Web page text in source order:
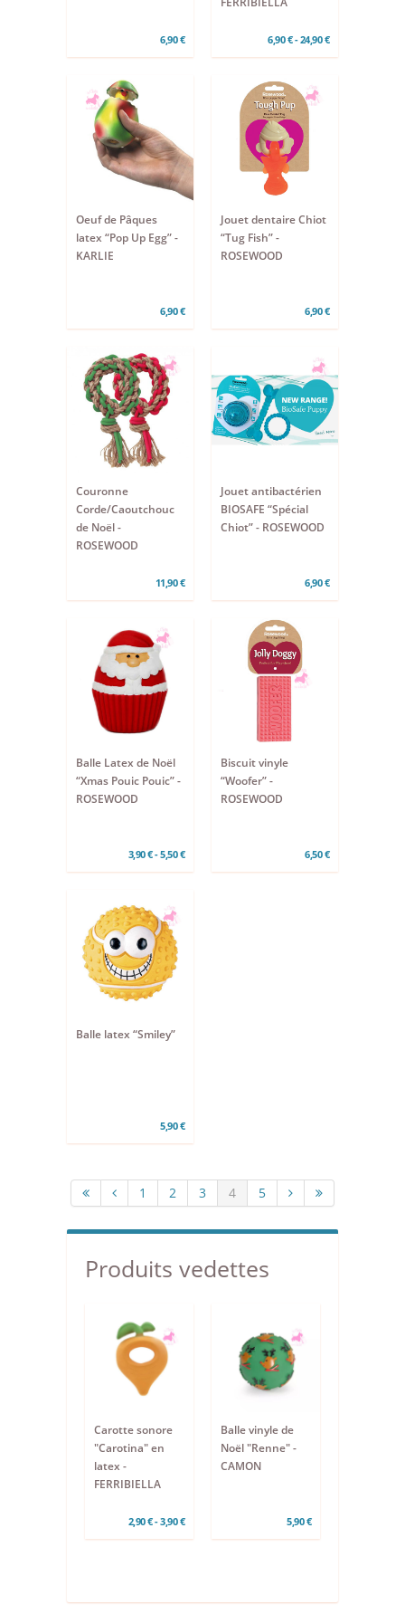
6,90 € 6,90 € - 24,90 €
Oeuf de Pâques
latex “Pop Up Egg” -
KARLIE
6,90 €
Jouet dentaire Chiot
“Tug Fish” -
ROSEWOOD
6,90 €
Couronne
Corde/Caoutchouc
de Noël -
ROSEWOOD
11,90 €
Jouet antibactérien
BIOSAFE “Spécial
Chiot” - ROSEWOOD
6,90 €
Balle Latex de Noël
“Xmas Pouic Pouic” -
ROSEWOOD
3,90 € - 5,50 €
Biscuit vinyle
“Woofer” -
ROSEWOOD
6,50 €
Balle latex “Smiley”
5,90 €
1 2 3 4 5
Produits vedettes
Carotte sonore
"Carotina" en
latex -
FERRIBIELLA
2,90 € - 3,90 €
Balle vinyle de
Noël "Renne" -
CAMON
5,90 €